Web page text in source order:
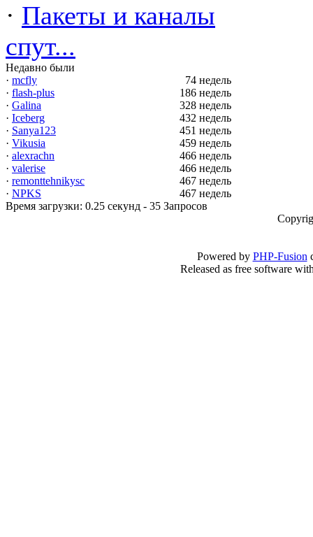
· Пакеты и каналы
спут...
Недавно были
· mcfly
74 недель
· flash-plus
186 недель
· Galina
328 недель
· Iceberg
432 недель
· Sanya123
451 недель
· Vikusia
459 недель
· alexrachn
466 недель
· valerise
466 недель
· remonttehnikysc
467 недель
· NPKS
467 недель
Время загрузки: 0.25 секунд - 35 Запросов
Powered by PHP-Fusion
Released as free software